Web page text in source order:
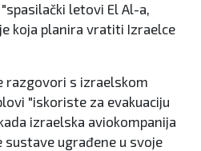
letovi El Al-a,
koja planira vratiti Izraelce
razgovori s izraelskom
"iskoriste za evakuaciju
izraelska aviokompanija
ugrađene u svoje